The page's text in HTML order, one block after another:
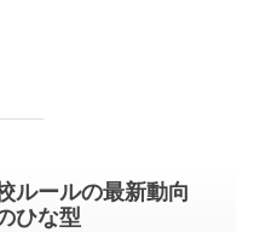
ルールの最新動向
ひな型